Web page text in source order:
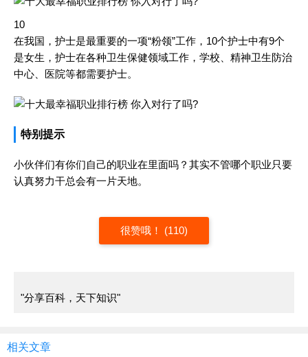
10
在我国，护士是最重要的一项“粉领”工作，10个护士中有9个
是女生，护士在各种卫生保健领域工作，学校、精神卫生防治
中心、医院等都需要护士。
特别提示
小伙伴们有你们自己的职业在里面吗？其实不管哪个职业只要
认真努力干总会有一片天地。
很赞哦！ (110)
"分享百科，天下知识"
相关文章